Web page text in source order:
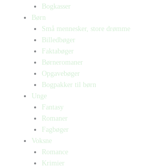
Bogkasser
Børn
Små mennesker, store drømme
Billedbøger
Faktabøger
Børneromaner
Opgavebøger
Bogpakker til børn
Unge
Fantasy
Romaner
Fagbøger
Voksne
Romance
Krimier